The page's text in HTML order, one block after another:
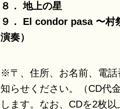
８． 地上の星
９． El condor pasa 〜村
演奏）
※〒、住所、お名前、電話
知らせください。（CD代
します。なお、CDを2枚